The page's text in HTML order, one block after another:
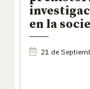
en la
21 de